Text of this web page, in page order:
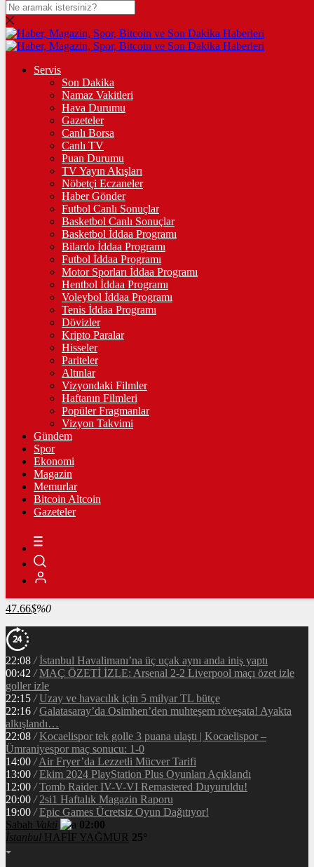
DOLAR
47,7436$% 0.18
% 0.32
STERLİN
% 0.38
GRAM ALTIN
%2,59
ÇEYREK ALTIN
10.903,00%2,54
TAM ALTIN
43.427,00%2,54
%2,39
%-0,14
฿%-0.1
LİTECOİN
2202.52Ł%1.4
ETHEREUM
91414 Ξ%-0.1
RİPPLE
49.4%-0.2
TETHER
47.66$%0
Servis
Son Dakika
Namaz Vakitleri
Hava Durumu
Gazeteler
Canlı Borsa
Canlı TV
Puan Durumu
TV Yayın Akışları
Nöbetçi Eczaneler
Haber Gönder
Futbol Canlı Sonuçlar
Basketbol Canlı Sonuçlar
Basketbol İddaa Programı
Bilardo İddaa Programı
Futbol İddaa Programı
Motor Sporları İddaa Programı
Hentbol İddaa Programı
Voleybol İddaa Programı
Tenis İddaa Programı
Dövizler
Kripto Paralar
Hisseler
Pariteler
Altınlar
Vizyondaki Filmler
Haftanın Filmleri
Popüler Fragmanlar
Vizyon Takvimi
Gündem
Spor
Ekonomi
Magazin
Memurlar
Bitcoin Altcoin
Gazeteler
22:08 / İstanbul Havalimanı’na üç uçak aynı anda iniş yaptı
00:42 / MAÇ ÖZETİ İZLE: Arsenal 2-2 Liverpool maçı özet izle
goller izle
22:15 / Uzay ve havacılık için 5 milyar TL bütçe
22:16 / Galatasaray’da Osimhen’den muhteşem röveşata! Ayakta
alkışlandı…
22:08 / Kocaelispor tek golle 3 puana ulaştı | Kocaelispor –
Ümraniyespor maç sonucu: 1-0
14:00 / Air Fryer’da Lezzetli Mücver Tarifi
13:00 / Ekim 2024 PlayStation Plus Oyunları Açıklandı
12:00 / Tomb Raider IV-V-VI Remastered Duyuruldu!
20:00 / 2si1 Haftalık Magazin Raporu
19:00 / Epic Games Ücretsiz Oyun Dağıtıyor!
Sabah Vakti
02:00
İstanbul HAFİF YAĞMUR 25°